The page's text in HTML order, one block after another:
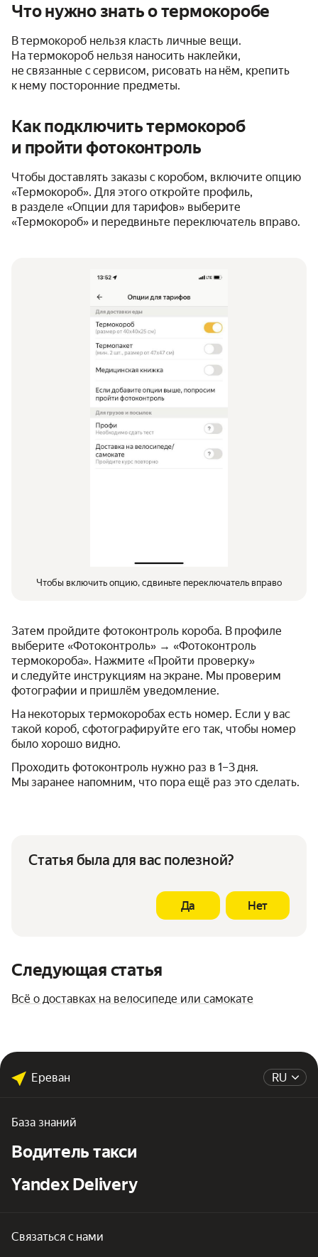
Что нужно знать о термокоробе
В термокороб нельзя класть личные вещи.
На термокороб нельзя наносить наклейки,
не связанные с сервисом, рисовать на нём, крепить
к нему посторонние предметы.
Как подключить термокороб
и пройти фотоконтроль
Чтобы доставлять заказы с коробом, включите опцию
«Термокороб». Для этого откройте профиль,
в разделе «Опции для тарифов» выберите
«Термокороб» и передвиньте переключатель вправо.
Чтобы включить опцию, сдвиньте переключатель вправо
Затем пройдите фотоконтроль короба. В профиле
выберите «Фотоконтроль» → «Фотоконтроль
термокороба». Нажмите «Пройти проверку»
и следуйте инструкциям на экране. Мы проверим
фотографии и пришлём уведомление.
На некоторых термокоробах есть номер. Если у вас
такой короб, сфотографируйте его так, чтобы номер
было хорошо видно.
Проходить фотоконтроль нужно раз в 1–3 дня.
Мы заранее напомним, что пора ещё раз это сделать.
Статья была для вас полезной?
Да Нет
Следующая статья
Всё о доставках на велосипеде или самокате
RU
Ереван
База знаний
Водитель такси
Yandex Delivery
Связаться с нами